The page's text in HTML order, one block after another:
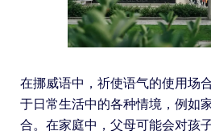
在挪威语中，祈使语气的使用场
于日常生活中的各种情境，例如
合。在家庭中，父母可能会对孩